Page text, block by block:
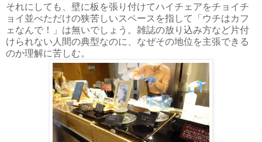
それにしても、壁に板を張り付けてハイチェアをチョイチ
ョイ並べただけの狭苦しいスペースを指して「ウチはカフ
ェなんで！」は無いでしょう。雑誌の放り込み方など片付
けられない人間の典型なのに、なぜその地位を主張できる
のか理解に苦しむ。